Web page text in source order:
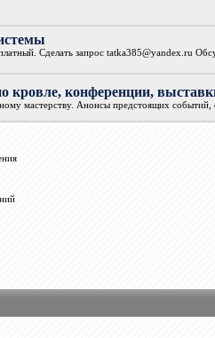
Сделать запрос tatka385@yandex.ru
кровле, конференции,
мастерству. Анонсы предстоящих